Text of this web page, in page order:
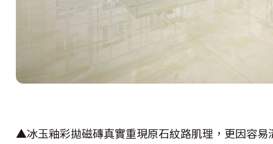
▲冰玉釉彩拋磁磚真實重現原石紋路肌理，更因容